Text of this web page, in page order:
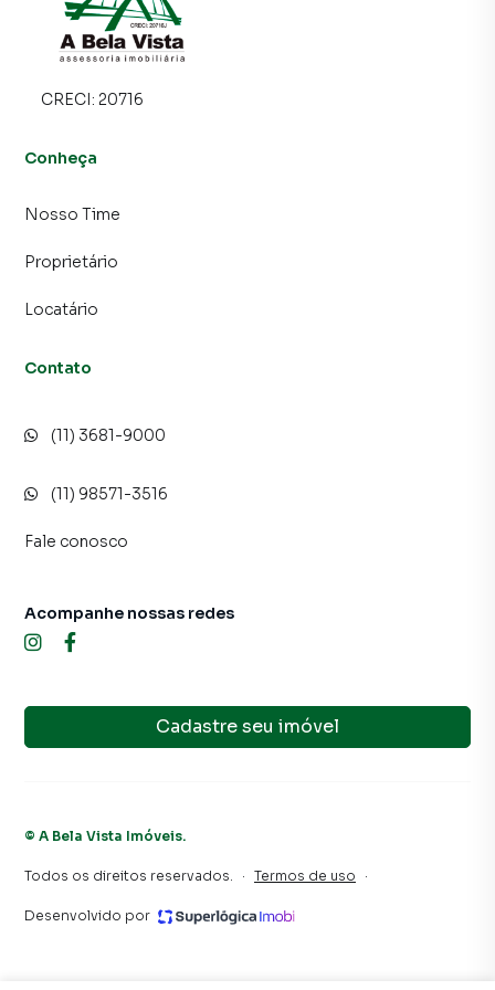
atendimento preparada para atender proprietários e
inquilinos.
CRECI: 20716
Conheça
Nosso Time
Proprietário
Locatário
Contato
(11) 3681-9000
(11) 98571-3516
Fale conosco
Cadastre seu imóvel
Acompanhe nossas redes
© A Bela Vista Imóveis.
Todos os direitos reservados. · Termos de uso ·
Desenvolvido por